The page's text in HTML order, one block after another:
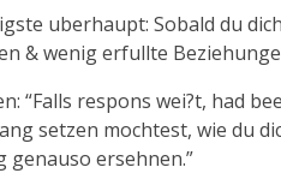
uberhaupt: Sobald du
& wenig erfullte
“Falls respons wei?t, had
setzen mochtest, wie du
genauso ersehnen.”